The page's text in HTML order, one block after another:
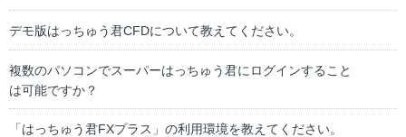
デモ版はっちゅう君CFDについて教えてください。
複数のパソコンでスーパーはっちゅう君にログインすること
は可能ですか？
「はっちゅう君FXプラス」の利用環境を教えてください。